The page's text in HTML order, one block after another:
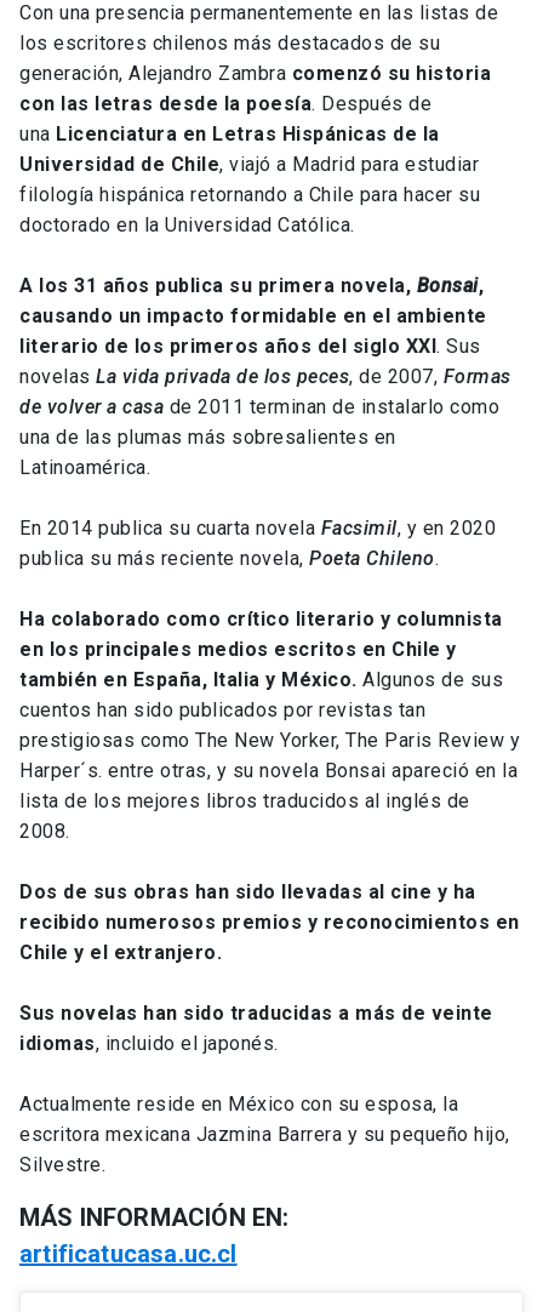
Con una presencia permanentemente en las listas de
los escritores chilenos más destacados de su
generación, Alejandro Zambra comenzó su historia
con las letras desde la poesía. Después de
una Licenciatura en Letras Hispánicas de la
Universidad de Chile, viajó a Madrid para estudiar
filología hispánica retornando a Chile para hacer su
doctorado en la Universidad Católica.
A los 31 años publica su primera novela, Bonsai,
causando un impacto formidable en el ambiente
literario de los primeros años del siglo XXI. Sus
novelas La vida privada de los peces, de 2007, Formas
de volver a casa de 2011 terminan de instalarlo como
una de las plumas más sobresalientes en
Latinoamérica.
En 2014 publica su cuarta novela Facsimil, y en 2020
publica su más reciente novela, Poeta Chileno.
Ha colaborado como crítico literario y columnista
en los principales medios escritos en Chile y
también en España, Italia y México. Algunos de sus
cuentos han sido publicados por revistas tan
prestigiosas como The New Yorker, The Paris Review y
Harper´s. entre otras, y su novela Bonsai apareció en la
lista de los mejores libros traducidos al inglés de
2008.
Dos de sus obras han sido llevadas al cine y ha
recibido numerosos premios y reconocimientos en
Chile y el extranjero.
Sus novelas han sido traducidas a más de veinte
idiomas, incluido el japonés.
Actualmente reside en México con su esposa, la
escritora mexicana Jazmina Barrera y su pequeño hijo,
Silvestre.
MÁS INFORMACIÓN EN:
artificatucasa.uc.cl